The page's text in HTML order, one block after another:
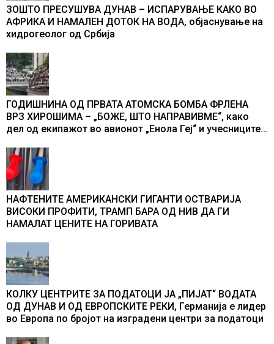
ЗОШТО ПРЕСУШУВА ДУНАВ – ИСПАРУВАЊЕ КАКО ВО
АФРИКА И НАМАЛЕН ДОТОК НА ВОДА, објаснување на
хидрогеолог од Србија
ГОДИШНИНА ОД ПРВАТА АТОМСКА БОМБА ФРЛЕНА
ВРЗ ХИРОШИМА – „БОЖЕ, ШТО НАПРАВИВМЕ“, како
дел од екипажот во авионот „Енола Геј“ и учесниците
промени текот на историјата
НАФТЕНИТЕ АМЕРИКАНСКИ ГИГАНТИ ОСТВАРИЈА
ВИСОКИ ПРОФИТИ, ТРАМП БАРА ОД НИВ ДА ГИ
НАМАЛАТ ЦЕНИТЕ НА ГОРИВАТА
КОЛКУ ЦЕНТРИТЕ ЗА ПОДАТОЦИ ЈА „ПИЈАТ“ ВОДАТА
ОД ДУНАВ И ОД ЕВРОПСКИТЕ РЕКИ, Германија е лидер
во Европа по бројот на изградени центри за податоци